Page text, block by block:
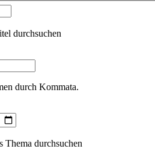
durchsuchen
durch Kommata.
Thema durchsuchen